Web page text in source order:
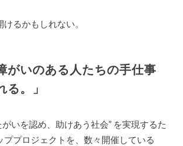
るかもしれない。
がいのある人たちの手仕事
る。」
いを認め、助けあう社会” を実現するた
ププロジェクトを、数々開催している